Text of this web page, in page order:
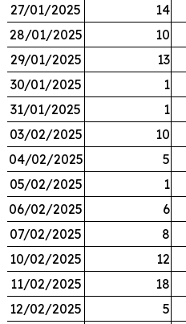
27/01/2025
14
28/01/2025
10
29/01/2025
13
30/01/2025
1
31/01/2025
1
03/02/2025
10
04/02/2025
5
05/02/2025
1
06/02/2025
6
07/02/2025
8
10/02/2025
12
11/02/2025
18
12/02/2025
5